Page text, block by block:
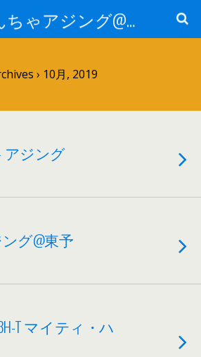
ほやけんちゃアジング@山口
› 10月, 2019
ジング
グ@東予
T マイティ・ハ